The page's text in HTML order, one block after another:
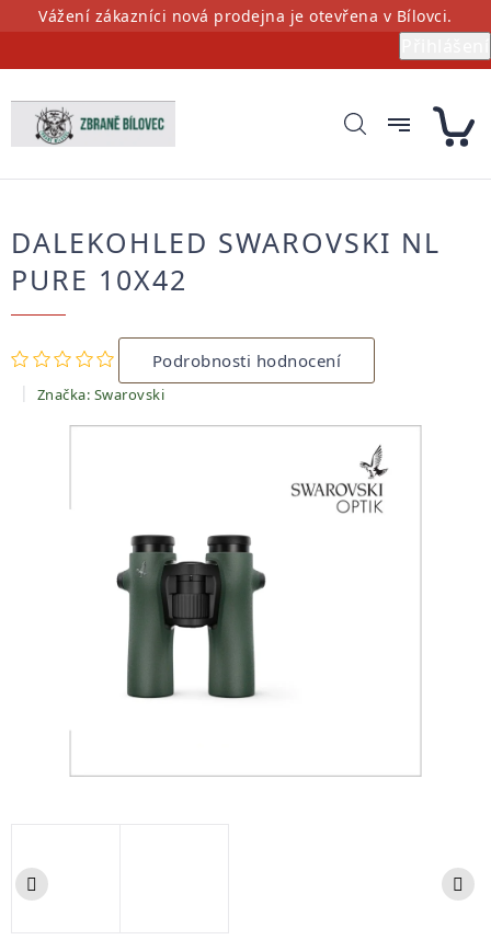
PřejítVážení zákazníci nová prodejna je otevřena v Bílovci.
DALEKOHLED SWAROVSKI NL
PURE 10X42
Průměrné
hodnocení
produktu
je
0,0
Podrobnosti hodnocení
Značka: Swarovski